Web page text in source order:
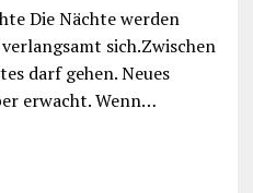
Die Nächte werden
sich.Zwischen
darf gehen. Neues
erwacht. Wenn…